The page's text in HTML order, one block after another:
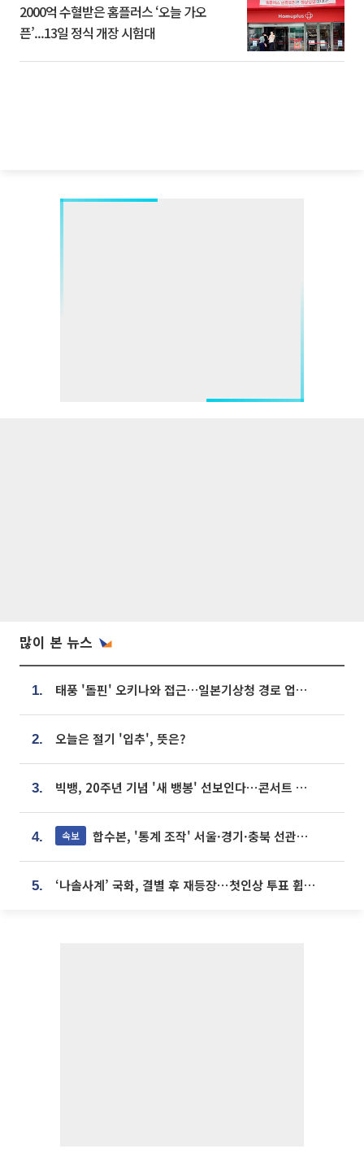
2000억 수혈받은 홈플러스 ‘오늘 가오
픈’...13일 정식 개장 시험대
많이 본 뉴스
1. 태풍 '돌핀' 오키나와 접근…일본기상청 경로 업데이트
2. 오늘은 절기 '입추', 뜻은?
3. 빅뱅, 20주년 기념 '새 뱅봉' 선보인다⋯콘서트 앞두고 팝업 개최
4. 속보 합수본, '통계 조작' 서울·경기·충북 선관위 등 추가 압수수색
5. ‘나솔사계’ 국화, 결별 후 재등장⋯첫인상 투표 휩쓸고 ‘인기녀’ 등극